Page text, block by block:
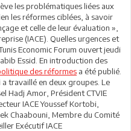
les problématiques liées aux
les réformes ciblées, à savoir
et celle de leur évaluation »,
(IACE). Quelles urgences et
Economic Forum ouvert jeudi
Essid. En introduction des
des réformes a été publié.
travaillé en deux groupes. Le
Hadj Amor, Président CTVIE
IACE Youssef Kortobi,
Chaabouni, Membre du Comité
Exécutif IACE